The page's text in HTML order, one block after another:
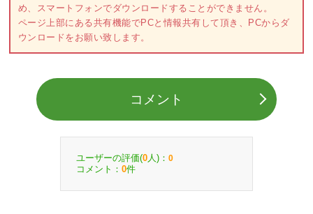
め、スマートフォンでダウンロードすることができません。
ページ上部にある共有機能でPCと情報共有して頂き、PCからダ
ウンロードをお願い致します。
コメント
ユーザーの評価(0 人)： 0
コメント： 0件